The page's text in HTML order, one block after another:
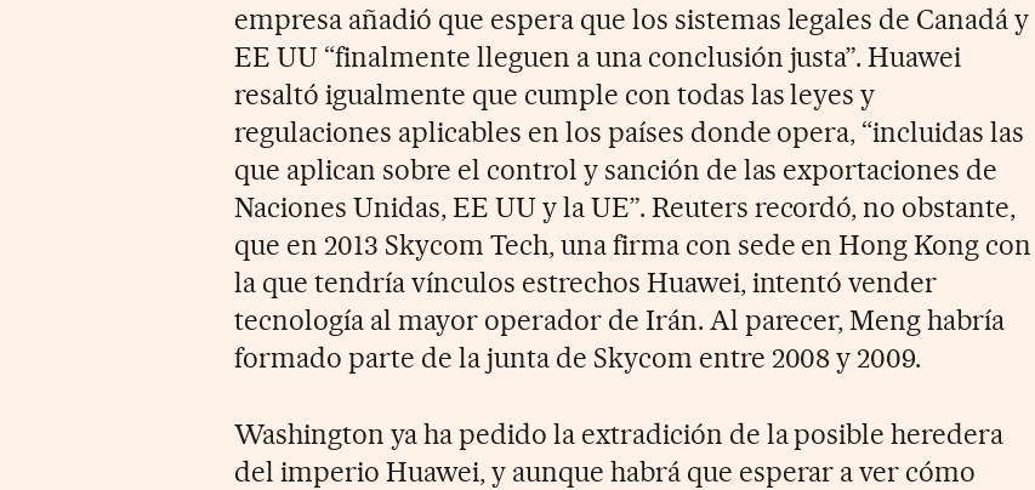
empresa añadió que espera que los sistemas legales de Canadá y
EE UU “finalmente lleguen a una conclusión justa”. Huawei
resaltó igualmente que cumple con todas las leyes y
regulaciones aplicables en los países donde opera, “incluidas las
que aplican sobre el control y sanción de las exportaciones de
Naciones Unidas, EE UU y la UE”. Reuters recordó, no obstante,
que en 2013 Skycom Tech, una firma con sede en Hong Kong con
la que tendría vínculos estrechos Huawei, intentó vender
tecnología al mayor operador de Irán. Al parecer, Meng habría
formado parte de la junta de Skycom entre 2008 y 2009.
Washington ya ha pedido la extradición de la posible heredera
del imperio Huawei, y aunque habrá que esperar a ver cómo